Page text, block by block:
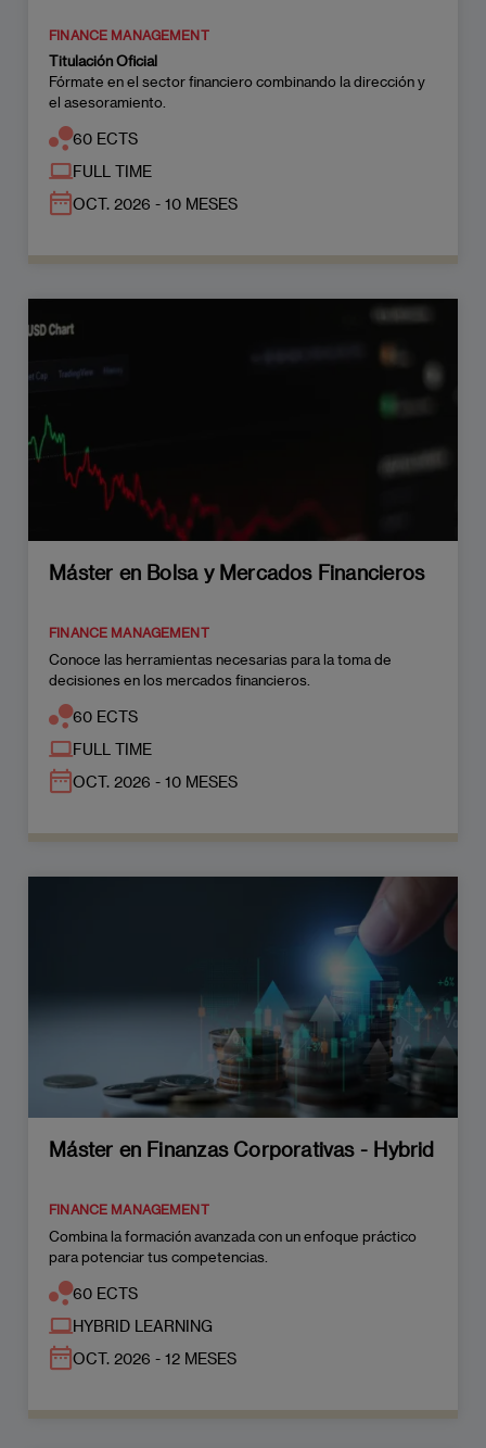
FINANCE MANAGEMENT
Titulación Oficial
Fórmate en el sector financiero combinando la dirección y
el asesoramiento.
60 ECTS
FULL TIME
OCT. 2026 - 10 MESES
Máster en Bolsa y Mercados Financieros
FINANCE MANAGEMENT
Conoce las herramientas necesarias para la toma de
decisiones en los mercados financieros.
60 ECTS
FULL TIME
OCT. 2026 - 10 MESES
Máster en Finanzas Corporativas - Hybrid
FINANCE MANAGEMENT
Combina la formación avanzada con un enfoque práctico
para potenciar tus competencias.
60 ECTS
HYBRID LEARNING
OCT. 2026 - 12 MESES